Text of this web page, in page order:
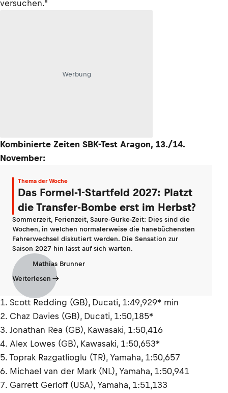
versuchen."
Werbung
Kombinierte Zeiten SBK-Test Aragon, 13./14.
November:
Thema der Woche
Das Formel-1-Startfeld 2027: Platzt
die Transfer-Bombe erst im Herbst?
Sommerzeit, Ferienzeit, Saure-Gurke-Zeit: Dies sind die
Wochen, in welchen normalerweise die hanebüchensten
Fahrerwechsel diskutiert werden. Die Sensation zur
Saison 2027 hin lässt auf sich warten.
Mathias Brunner
Weiterlesen
1. Scott Redding (GB), Ducati, 1:49,929* min
2. Chaz Davies (GB), Ducati, 1:50,185*
3. Jonathan Rea (GB), Kawasaki, 1:50,416
4. Alex Lowes (GB), Kawasaki, 1:50,653*
5. Toprak Razgatlioglu (TR), Yamaha, 1:50,657
6. Michael van der Mark (NL), Yamaha, 1:50,941
7. Garrett Gerloff (USA), Yamaha, 1:51,133